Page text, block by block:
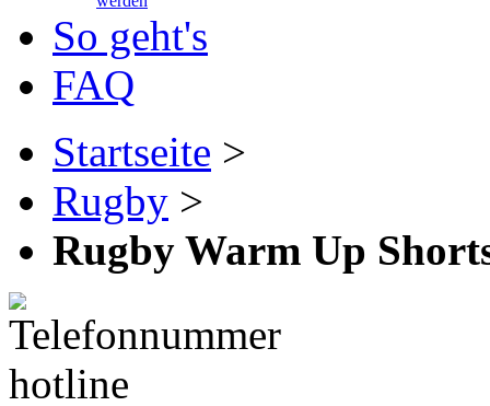
So geht's
FAQ
Startseite >
Rugby >
Rugby Warm Up